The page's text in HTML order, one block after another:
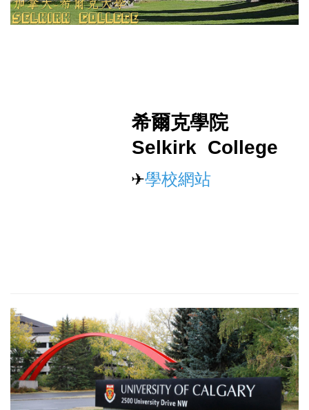
希爾克學院
Selkirk College
✈學校網站